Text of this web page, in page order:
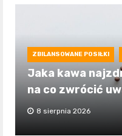
ZBILANSOWANE POSIŁKI
Jaka kawa
na co zwrócić
8 sierpnia 2026